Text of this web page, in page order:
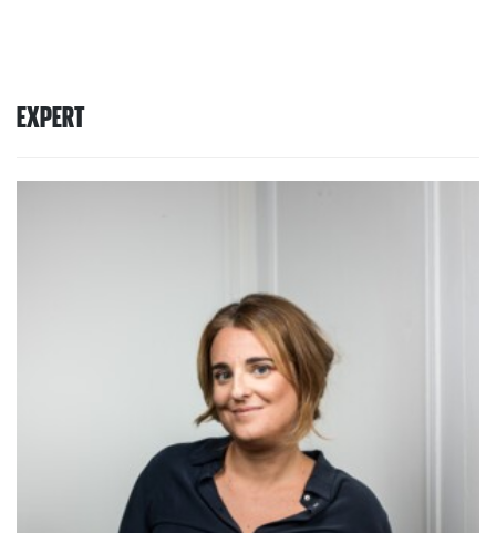
EXPERT